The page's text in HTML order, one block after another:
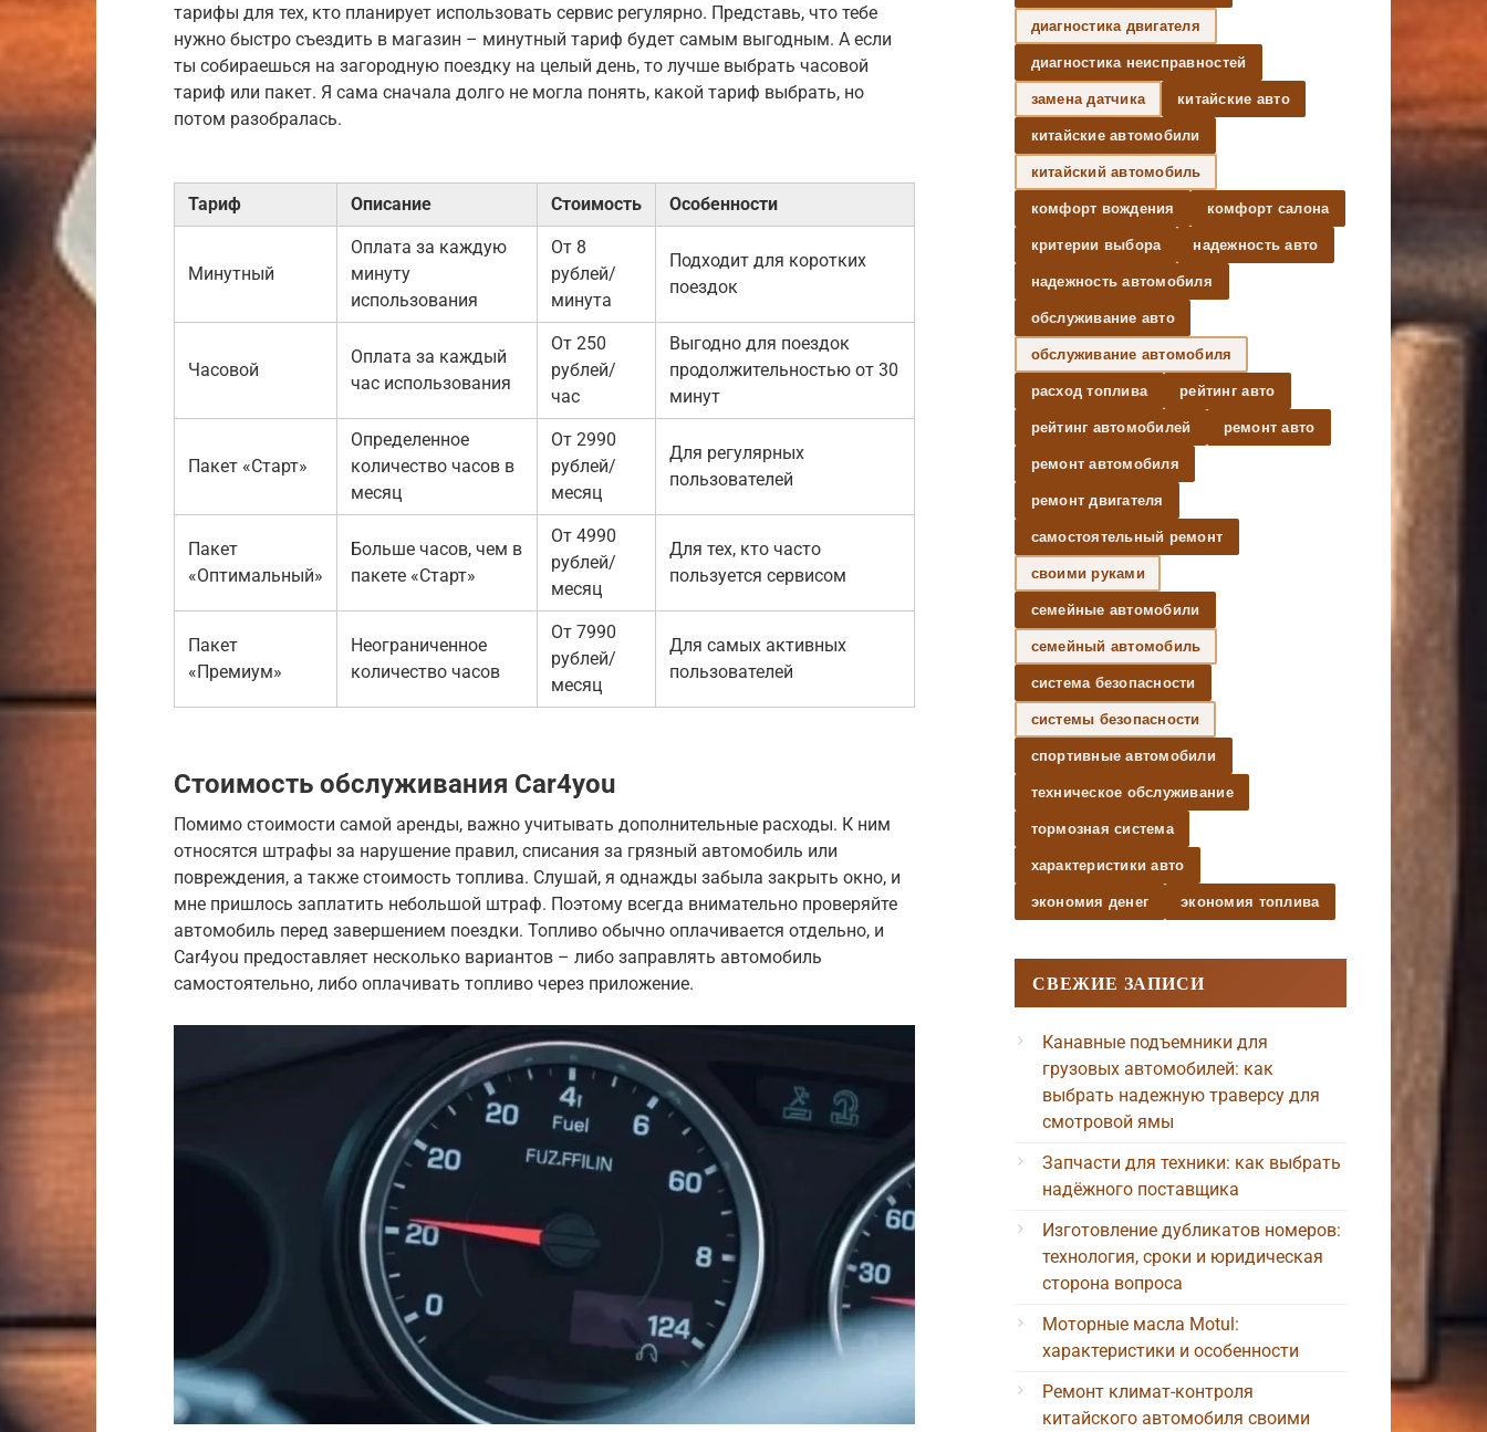
тарифы для тех, кто планирует использовать сервис регулярно. Представь, что тебе
нужно быстро съездить в магазин – минутный тариф будет самым выгодным. А если
ты собираешься на загородную поездку на целый день, то лучше выбрать часовой
тариф или пакет. Я сама сначала долго не могла понять, какой тариф выбрать, но
потом разобралась.
Тариф Описание Стоимость Особенности
Минутный
Оплата за каждую
минуту
использования
От 8
рублей/
минута
Подходит для коротких
поездок
Часовой
Оплата за каждый
час использования
От 250
рублей/
час
Выгодно для поездок
продолжительностью от 30
минут
Пакет «Старт»
Определенное
количество часов в
месяц
От 2990
рублей/
месяц
Для регулярных
пользователей
Пакет
«Оптимальный»
Больше часов, чем в
пакете «Старт»
От 4990
рублей/
месяц
Для тех, кто часто
пользуется сервисом
Пакет
«Премиум»
Неограниченное
количество часов
От 7990
рублей/
месяц
Для самых активных
пользователей
Стоимость обслуживания Car4you
Помимо стоимости самой аренды, важно учитывать дополнительные расходы. К ним
относятся штрафы за нарушение правил, списания за грязный автомобиль или
повреждения, а также стоимость топлива. Слушай, я однажды забыла закрыть окно, и
мне пришлось заплатить небольшой штраф. Поэтому всегда внимательно проверяйте
автомобиль перед завершением поездки. Топливо обычно оплачивается отдельно, и
Car4you предоставляет несколько вариантов – либо заправлять автомобиль
самостоятельно, либо оплачивать топливо через приложение.
диагностика двигателя
диагностика неисправностей
замена датчика китайские авто
китайские автомобили
китайский автомобиль
комфорт вождения комфорт салона
критерии выбора надежность авто
надежность автомобиля
обслуживание авто
обслуживание автомобиля
расход топлива рейтинг авто
рейтинг автомобилей ремонт авто
ремонт автомобиля
ремонт двигателя
самостоятельный ремонт
своими руками
семейные автомобили
семейный автомобиль
система безопасности
системы безопасности
спортивные автомобили
техническое обслуживание
тормозная система
характеристики авто
экономия денег экономия топлива
СВЕЖИЕ ЗАПИСИ
Канавные подъемники для
грузовых автомобилей: как
выбрать надежную траверсу для
смотровой ямы
Запчасти для техники: как выбрать
надёжного поставщика
Изготовление дубликатов номеров:
технология, сроки и юридическая
сторона вопроса
Моторные масла Motul:
характеристики и особенности
Ремонт климат-контроля
китайского автомобиля своими